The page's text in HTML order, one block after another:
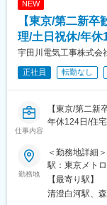
水処理プラン
に影響を与え
その施設で、
換工事をお任せ
す
現場へ直行/朝
了/総括→次の
・スムーズに
打合せをして
NEW
【東京/第二新
理/土日祝休/年
宇田川電気工事株式会
正社員 転勤なし
仕事内容
【東京/第二
年休124日/住
■業務内容：
都心のビルを
の施工管理を
誰もが知って
がけておりま
勤務地
＜勤務地詳細
駅：東京メト
煙変更の範囲
【最寄り駅】
清澄白河駅、